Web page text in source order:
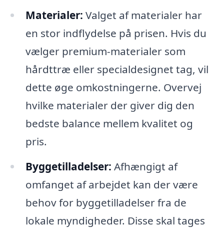
Materialer: Valget af materialer har
en stor indflydelse på prisen. Hvis du
vælger premium-materialer som
hårdttræ eller specialdesignet tag, vil
dette øge omkostningerne. Overvej
hvilke materialer der giver dig den
bedste balance mellem kvalitet og
pris.
Byggetilladelser: Afhængigt af
omfanget af arbejdet kan der være
behov for byggetilladelser fra de
lokale myndigheder. Disse skal tages